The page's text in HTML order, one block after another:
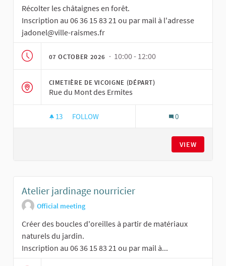
Récolter les châtaignes en forêt.
Inscription au 06 36 15 83 21 ou par mail à l'adresse
jadonel@ville-raismes.fr
07 OCTOBER 2026 · 10:00 - 12:00
CIMETIÈRE DE VICOIGNE (DÉPART)
Rue du Mont des Ermites
13 13 FOLLOWERS
FOLLOW 0
VIEW
Atelier jardinage nourricier
Official meeting
Créer des boucles d'oreilles à partir de matériaux
naturels du jardin.
Inscription au 06 36 15 83 21 ou par mail à...